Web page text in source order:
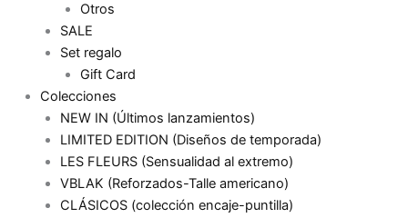
Otros
SALE
Set regalo
Gift Card
Colecciones
NEW IN (Últimos lanzamientos)
LIMITED EDITION (Diseños de temporada)
LES FLEURS (Sensualidad al extremo)
VBLAK (Reforzados-Talle americano)
CLÁSICOS (colección encaje-puntilla)